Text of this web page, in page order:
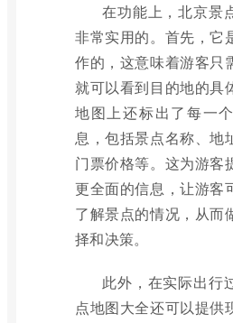
在功能上，北京景
非常实用的。首先，它
作的，这意味着游客只
就可以看到目的地的具
地图上还标出了每一
息，包括景点名称、地
门票价格等。这为游客
更全面的信息，让游客
了解景点的情况，从而
择和决策。
此外，在实际出行
点地图大全还可以提供